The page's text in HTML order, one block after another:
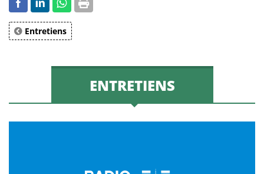
Entretiens
ENTRETIENS